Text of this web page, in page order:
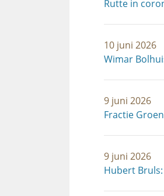
Rutte in
10 juni 2026
Wimar
9 juni 2026
Fractie
9 juni 2026
Hubert